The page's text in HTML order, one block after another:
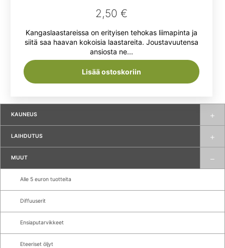
KAUNEUS
LAIHDUTUS
MUUT
Alle 5 euron tuotteita
Diffuuserit
Ensiaputarvikkeet
Eteeriset öljyt
2,50 €
Kangaslaastareissa on erityisen tehokas liimapinta ja
siitä saa haavan kokoisia laastareita. Joustavuutensa
ansiosta ne...
Lisää ostoskoriin